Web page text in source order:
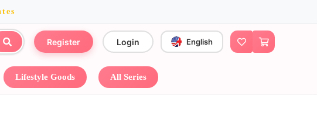
Register Login English
Lifestyle Goods All Series